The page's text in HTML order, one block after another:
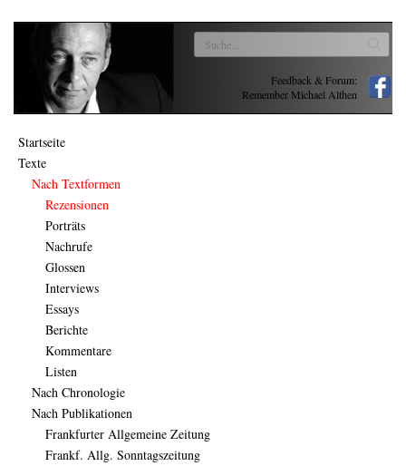
Feedback & Forum:
Remember Michael Althen
Startseite
Texte
Nach Textformen
Rezensionen
Porträts
Nachrufe
Glossen
Interviews
Essays
Berichte
Kommentare
Listen
Nach Chronologie
Nach Publikationen
Frankfurter Allgemeine Zeitung
Frankf. Allg. Sonntagszeitung